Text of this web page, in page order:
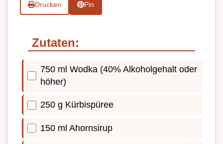
Drucken Pin
Zutaten:
750 ml Wodka (40% Alkoholgehalt oder
höher)
250 g Kürbispüree
150 ml Ahornsirup